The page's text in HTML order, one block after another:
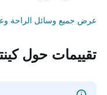
عرض جميع وسائل الراحة
تقييمات حول